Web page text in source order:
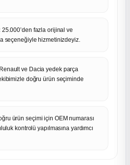
25.000’den fazla orijinal ve
seçeneğiyle hizmetinizdeyiz.
Renault ve Dacia yedek parça
doğru ürün seçiminde
ürün seçimi için OEM numarası
kontrolü yapılmasına yardımcı